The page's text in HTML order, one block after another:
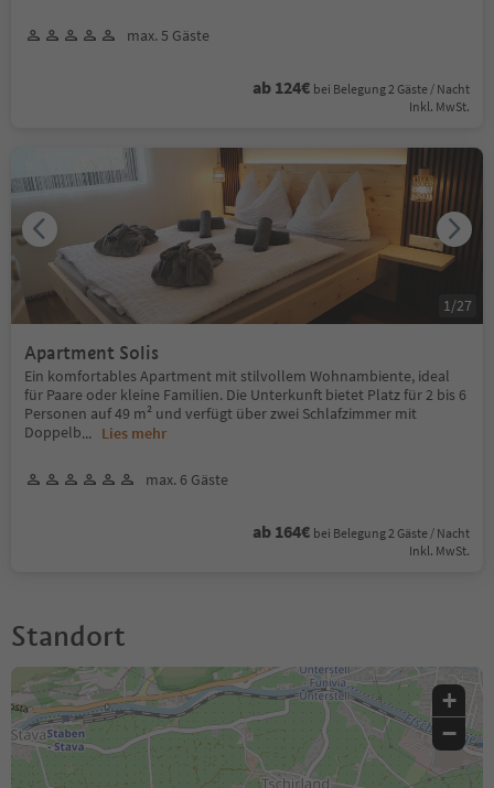
max. 5 Gäste
ab 124€ bei Belegung 2 Gäste / Nacht
Inkl. MwSt.
Apartment Solis
Ein komfortables Apartment mit stilvollem Wohnambiente, ideal
für Paare oder kleine Familien. Die Unterkunft bietet Platz für 2 bis 6
Personen auf 49 m² und verfügt über zwei Schlafzimmer mit
Doppelb... Lies mehr
max. 6 Gäste
ab 164€ bei Belegung 2 Gäste / Nacht
Inkl. MwSt.
1 /27
Standort
+
−